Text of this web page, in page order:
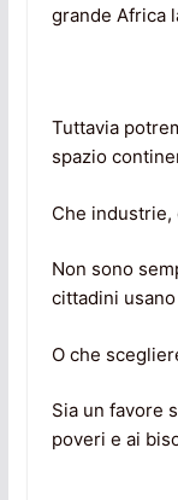
grande Africa
Tuttavia
spazio
Che
Non sono
cittadini
O che
Sia un favore
poveri e ai